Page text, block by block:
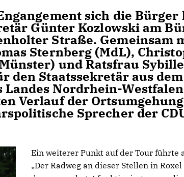
sich die Bürger
Günter Kozlowski am
Straße. Gemeinsam
Sternberg (MdL),
und Ratsfrau
den Staatssekretär aus
Nordrhein-
Verlauf der
Sprecher der
Ein weiterer Punkt auf der Tour führte
Der Radweg an dieser Stellen in